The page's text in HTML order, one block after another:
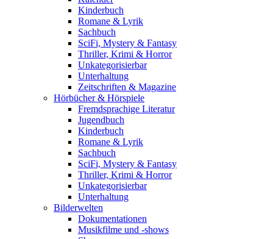
Kinderbuch
Romane & Lyrik
Sachbuch
SciFi, Mystery & Fantasy
Thriller, Krimi & Horror
Unkategorisierbar
Unterhaltung
Zeitschriften & Magazine
Hörbücher & Hörspiele
Fremdsprachige Literatur
Jugendbuch
Kinderbuch
Romane & Lyrik
Sachbuch
SciFi, Mystery & Fantasy
Thriller, Krimi & Horror
Unkategorisierbar
Unterhaltung
Bilderwelten
Dokumentationen
Musikfilme und -shows